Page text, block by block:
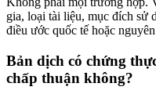
gia, loại tài liệu, mục đích sử
điều ước quốc tế hoặc
Bản dịch có chứng
chấp thuận không?